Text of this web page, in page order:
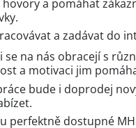
hovory a pomáhat
a zadávat do
se na nás obracejí s
a motivaci jim
bude i doprodej
perfektně dostupné